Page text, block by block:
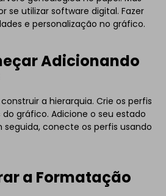
se utilizar software digital. Fazer
e personalização no gráfico.
Adicionando
a hierarquia. Crie os perfis
gráfico. Adicione o seu estado
seguida, conecte os perfis usando
a Formatação